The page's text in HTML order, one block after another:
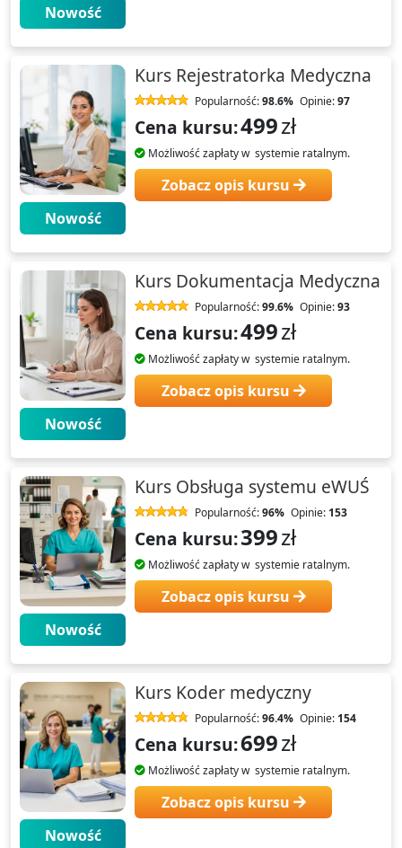
Nowość
Nowość
Kurs Rejestratorka Medyczna
Popularność:98.6% Opinie:97
Cena kursu:499zł
Możliwość zapłaty w systemie ratalnym.
Zobacz opis kursu
Nowość
Kurs Dokumentacja Medyczna
Popularność:99.6% Opinie:93
Cena kursu:499zł
Możliwość zapłaty w systemie ratalnym.
Zobacz opis kursu
Nowość
Kurs Obsługa systemu eWUŚ
Popularność:96% Opinie: 153
Cena kursu:399zł
Możliwość zapłaty w systemie ratalnym.
Zobacz opis kursu
Nowość
Kurs Koder medyczny
Popularność:96.4% Opinie: 154
Cena kursu:699zł
Możliwość zapłaty w systemie ratalnym.
Zobacz opis kursu